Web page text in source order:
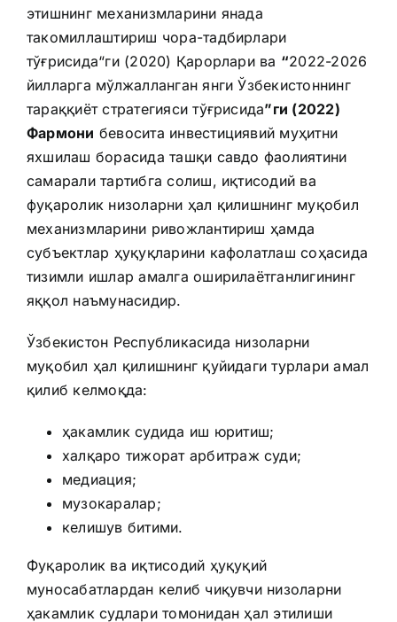
этишнинг механизмларини янада
такомиллаштириш чора-тадбирлари
тўғрисида“ги (2020) Қарорлари ва “2022-2026
йилларга мўлжалланган янги Ўзбекистоннинг
тараққиёт стратегияси тўғрисида”ги (2022)
Фармони бевосита инвестициявий муҳитни
яхшилаш борасида ташқи савдо фаолиятини
самарали тартибга солиш, иқтисодий ва
фуқаролик низоларни ҳал қилишнинг муқобил
механизмларини ривожлантириш ҳамда
субъектлар ҳуқуқларини кафолатлаш соҳасида
тизимли ишлар амалга оширилаётганлигининг
яққол наъмунасидир.
Ўзбекистон Республикасида низоларни
муқобил ҳал қилишнинг қуйидаги турлари амал
қилиб келмоқда:
ҳакамлик судида иш юритиш;
халқаро тижорат арбитраж суди;
медиация;
музокаралар;
келишув битими.
Фуқаролик ва иқтисодий ҳуқуқий
муносабатлардан келиб чиқувчи низоларни
ҳакамлик судлари томонидан ҳал этилиши